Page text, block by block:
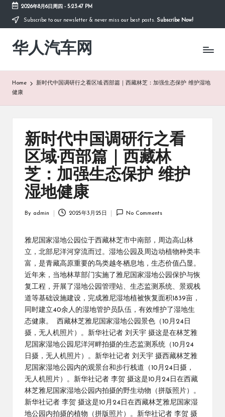
Skip
content
2026年8月6日周四 - 5:23:47 PM
Subscribe to our newsletter & never miss our best posts. Subscribe Now!
华人汽车网
Home
新时代中国调研行之看区域·西部篇｜西藏林芝：加强生态保护 维护湿地
健康
新时代中国调研行之看
区域·西部篇｜西藏林
芝：加强生态保护 维护
湿地健康
By admin 2025年3月25日 No Comments
雅尼国家湿地公园位于西藏林芝市中南部，周边高山林
立，北部尼洋河穿流而过。湿地公园及周边动植物种类丰
富，是青藏高原重要的鸟类越冬栖息地，生态价值凸显。
近年来，当地林草部门实施了雅尼国家湿地公园保护与恢
复工程，开展了湿地公园管理站、生态监测系统、景观栈
道等基础设施建设，完成雅尼湿地植被恢复面积1839亩，
同时建立40余人的湿地管护员队伍，有效维护了湿地生
态健康。 西藏林芝雅尼国家湿地公园景色（10月24日
摄，无人机照片）。新华社记者 刘天宇 摄这是在林芝雅
尼国家湿地公园尼洋河畔拍摄的生态监测系统（10月24
日摄，无人机照片）。新华社记者 刘天宇 摄西藏林芝雅
尼国家湿地公园内的观景台和步行栈道（10月24日摄，
无人机照片）。新华社记者 李贺 摄这是10月24日在西藏
林芝雅尼国家湿地公园内拍摄的野生动物（拼版照片）。
新华社记者 李贺 摄这是10月24日在西藏林芝雅尼国家湿
地公园内拍摄的植物（拼版照片）。新华社记者 李贺 摄